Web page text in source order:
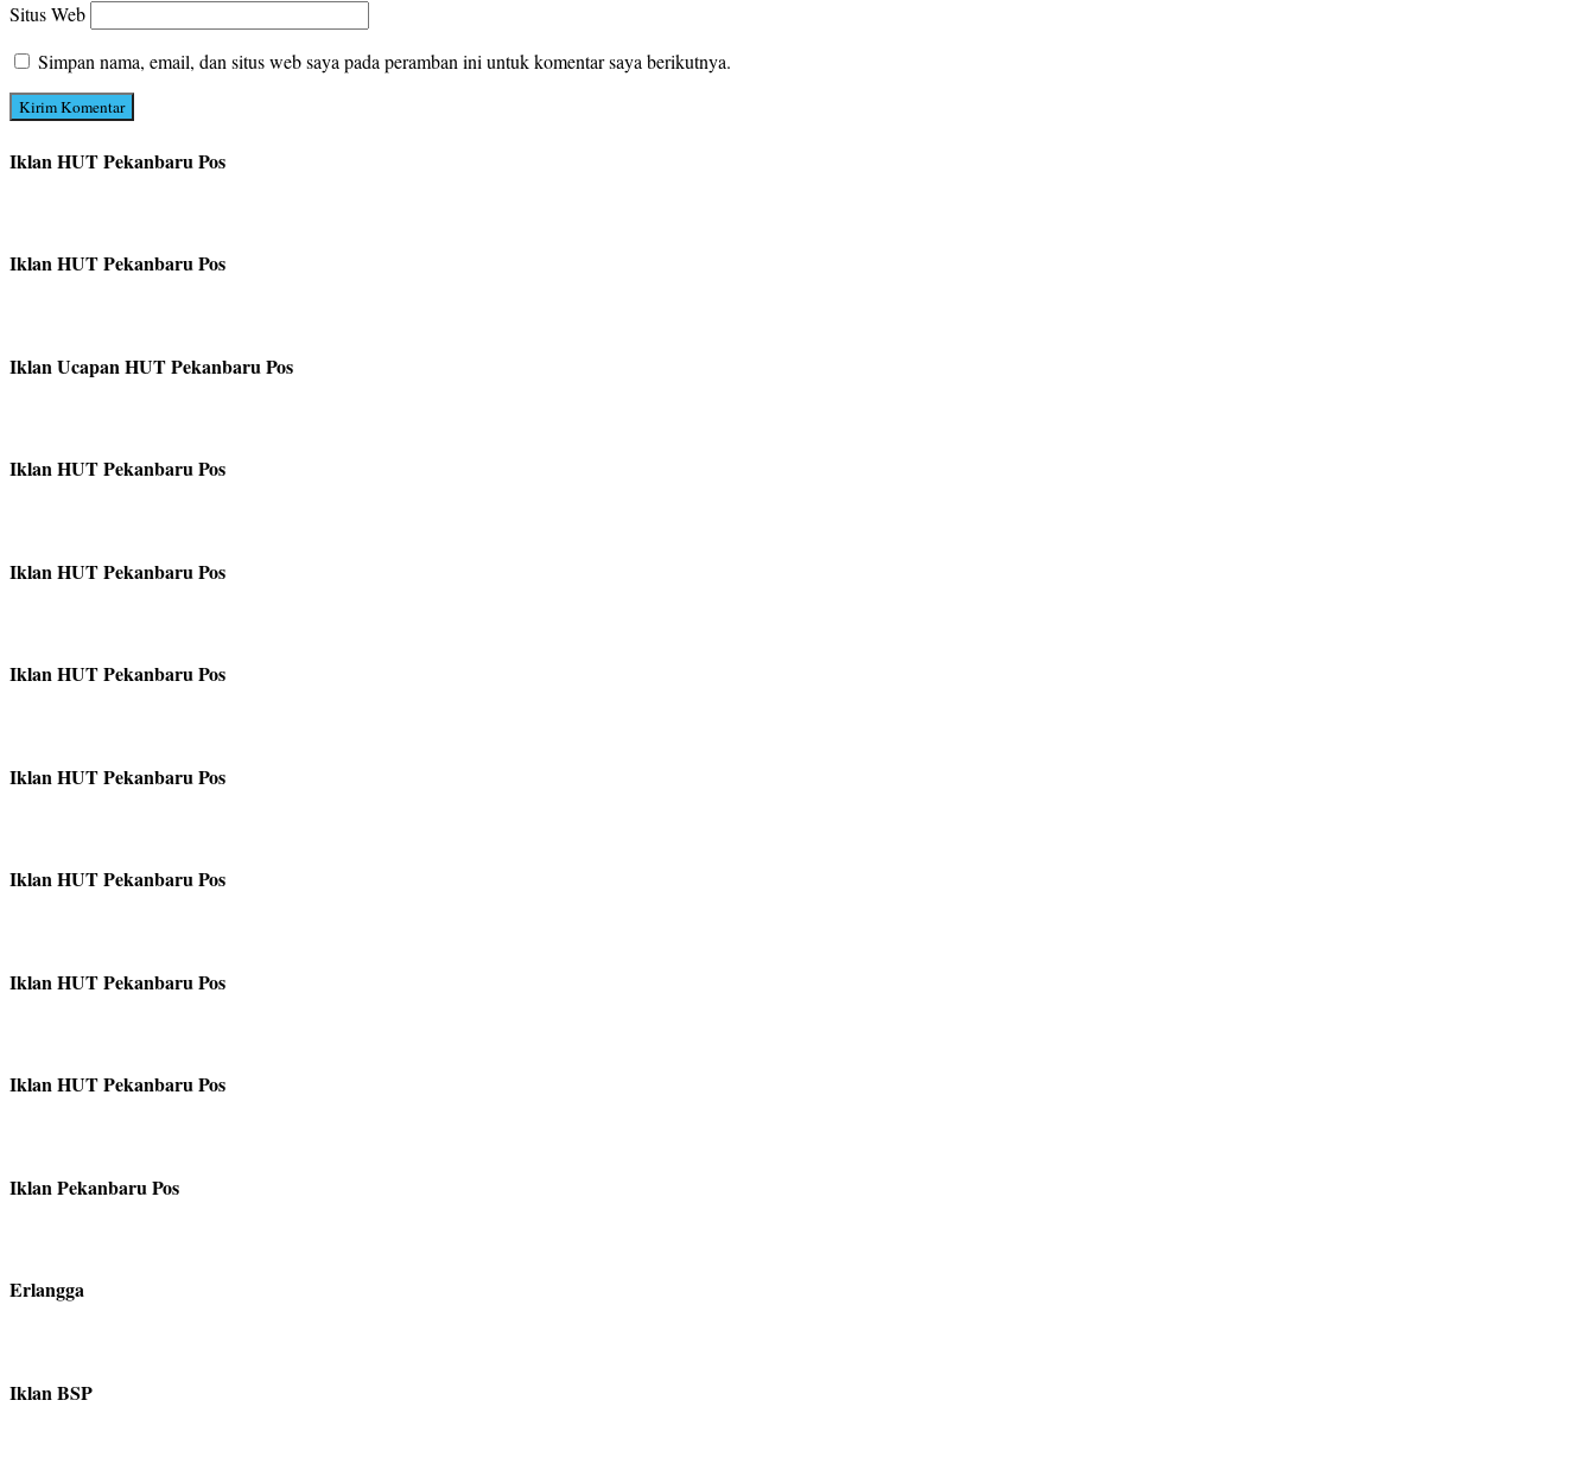
Situs Web
Simpan nama, email, dan situs web saya pada peramban ini untuk komentar saya berikutnya.
Iklan HUT Pekanbaru Pos
Iklan HUT Pekanbaru Pos
Iklan Ucapan HUT Pekanbaru Pos
Iklan HUT Pekanbaru Pos
Iklan HUT Pekanbaru Pos
Iklan HUT Pekanbaru Pos
Iklan HUT Pekanbaru Pos
Iklan HUT Pekanbaru Pos
Iklan HUT Pekanbaru Pos
Iklan HUT Pekanbaru Pos
Iklan Pekanbaru Pos
Erlangga
Iklan BSP